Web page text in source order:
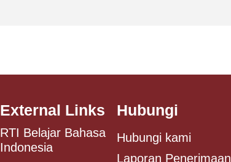
External Links
RTI Belajar Bahasa
Indonesia
Hubungi
Hubungi kami
Laporan Penerimaan